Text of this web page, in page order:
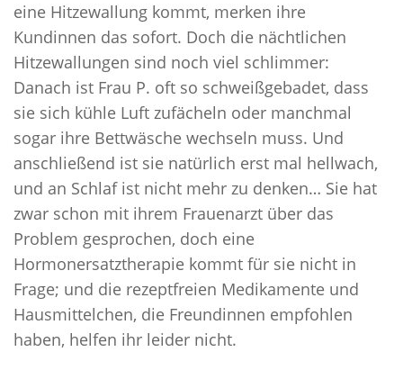
eine Hitzewallung kommt, merken ihre
Kundinnen das sofort. Doch die nächtlichen
Hitzewallungen sind noch viel schlimmer:
Danach ist Frau P. oft so schweißgebadet, dass
sie sich kühle Luft zufächeln oder manchmal
sogar ihre Bettwäsche wechseln muss. Und
anschließend ist sie natürlich erst mal hellwach,
und an Schlaf ist nicht mehr zu denken… Sie hat
zwar schon mit ihrem Frauenarzt über das
Problem gesprochen, doch eine
Hormonersatztherapie kommt für sie nicht in
Frage; und die rezeptfreien Medikamente und
Hausmittelchen, die Freundinnen empfohlen
haben, helfen ihr leider nicht.